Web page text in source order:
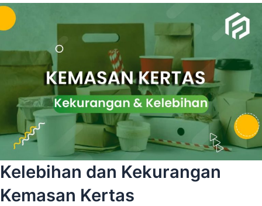
Kelebihan dan Kekurangan
Kemasan Kertas